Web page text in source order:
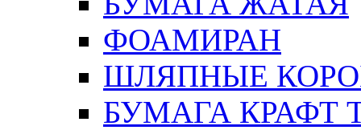
ФОАМИРАН
ШЛЯПНЫЕ
БУМАГА КРАФТ